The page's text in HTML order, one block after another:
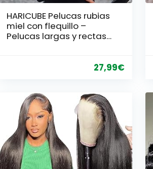
HARICUBE Pelucas rubias
miel con flequillo –
Pelucas largas y rectas
todos los días/fiestas
27,99€